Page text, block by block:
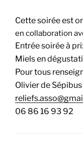
Cette soirée est
en collaboration
Entrée soirée à
Miels en
Pour tous
Olivier de Sépibus
06 86 16 93 92